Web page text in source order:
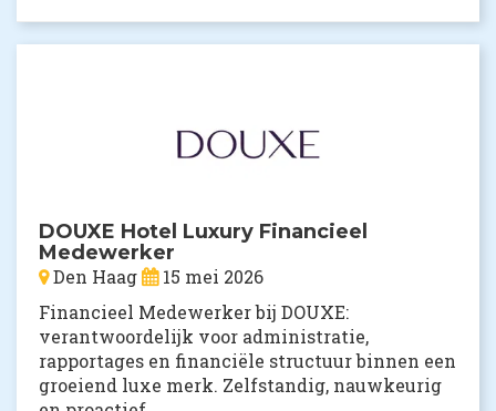
DOUXE Hotel Luxury Financieel
Medewerker
Den Haag
15 mei 2026
Financieel Medewerker bij DOUXE:
verantwoordelijk voor administratie,
rapportages en financiële structuur binnen een
groeiend luxe merk. Zelfstandig, nauwkeurig